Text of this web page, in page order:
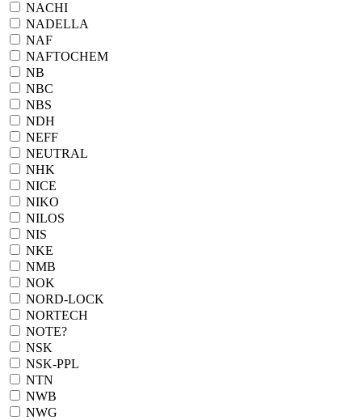
NACHI
NADELLA
NAF
NAFTOCHEM
NB
NBC
NBS
NDH
NEFF
NEUTRAL
NHK
NICE
NIKO
NILOS
NIS
NKE
NMB
NOK
NORD-LOCK
NORTECH
NOTE?
NSK
NSK-PPL
NTN
NWB
NWG